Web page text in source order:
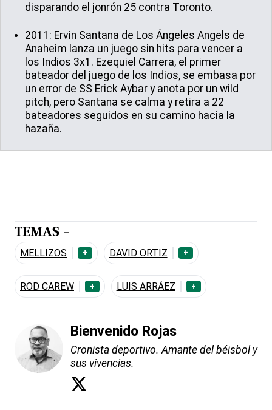
disparando el jonrón 25 contra Toronto.
2011: Ervin Santana de Los Ángeles Angels de
Anaheim lanza un juego sin hits para vencer a
los Indios 3x1. Ezequiel Carrera, el primer
bateador del juego de los Indios, se embasa por
un error de SS Erick Aybar y anota por un wild
pitch, pero Santana se calma y retira a 22
bateadores seguidos en su camino hacia la
hazaña.
TEMAS -
MELLIZOS + DAVID ORTIZ +
ROD CAREW + LUIS ARRÁEZ +
Bienvenido Rojas
Cronista deportivo. Amante del béisbol y
sus vivencias.